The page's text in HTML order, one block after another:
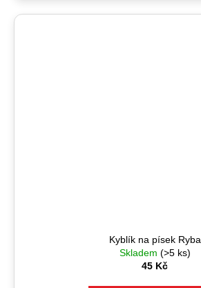
Kyblík na písek Ryba
Skladem (>5 ks)
45 Kč